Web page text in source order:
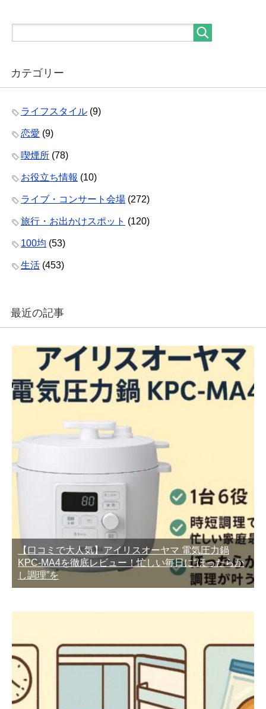
カテゴリー
ライフスタイル (9)
恋愛 (9)
喫煙所 (78)
お役立ち情報 (10)
ライブ・コンサート会場 (272)
旅行・お出かけスポット (120)
100均 (53)
生活 (453)
最近の記事
【口コミで大人気】アイリスオーヤマ 電気圧力鍋
KPC-MA4を徹底レビュー！忙しい毎日に“ほったらか
し調理”を